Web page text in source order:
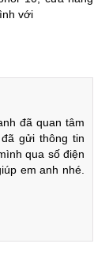
Honor 10 GT,
trung tâm để
Huawei P30
với
đã quan tâm
gửi thông tin
qua số điện
em anh nhé.